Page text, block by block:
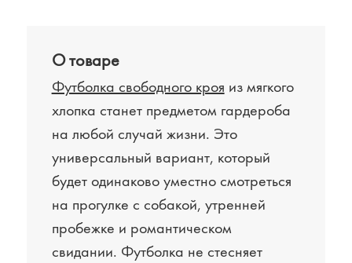
О товаре
Футболка свободного кроя из мягкого
хлопка станет предметом гардероба
на любой случай жизни. Это
универсальный вариант, который
будет одинаково уместно смотреться
на прогулке с собакой, утренней
пробежке и романтическом
свидании. Футболка не стесняет